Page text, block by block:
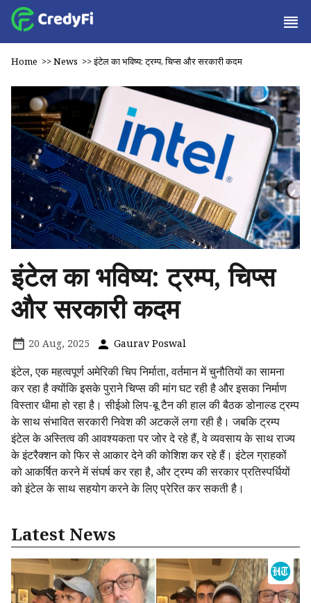
Home >>News >>इंटेल का भविष्य: ट्रम्प, चिप्स और सरकारी कदम
इंटेल का भविष्य: ट्रम्प, चिप्स
और सरकारी कदम
20 Aug, 2025 Gaurav Poswal
इंटेल, एक महत्वपूर्ण अमेरिकी चिप निर्माता, वर्तमान में चुनौतियों का सामना
कर रहा है क्योंकि इसके पुराने चिप्स की मांग घट रही है और इसका निर्माण
विस्तार धीमा हो रहा है। सीईओ लिप-बू टैन की हाल की बैठक डोनाल्ड ट्रम्प
के साथ संभावित सरकारी निवेश की अटकलें लगा रही है। जबकि ट्रम्प
इंटेल के अस्तित्व की आवश्यकता पर जोर दे रहे हैं, वे व्यवसाय के साथ राज्य
के इंटरैक्शन को फिर से आकार देने की कोशिश कर रहे हैं। इंटेल ग्राहकों
को आकर्षित करने में संघर्ष कर रहा है, और ट्रम्प की सरकार प्रतिस्पर्धियों
को इंटेल के साथ सहयोग करने के लिए प्रेरित कर सकती है।
Latest News